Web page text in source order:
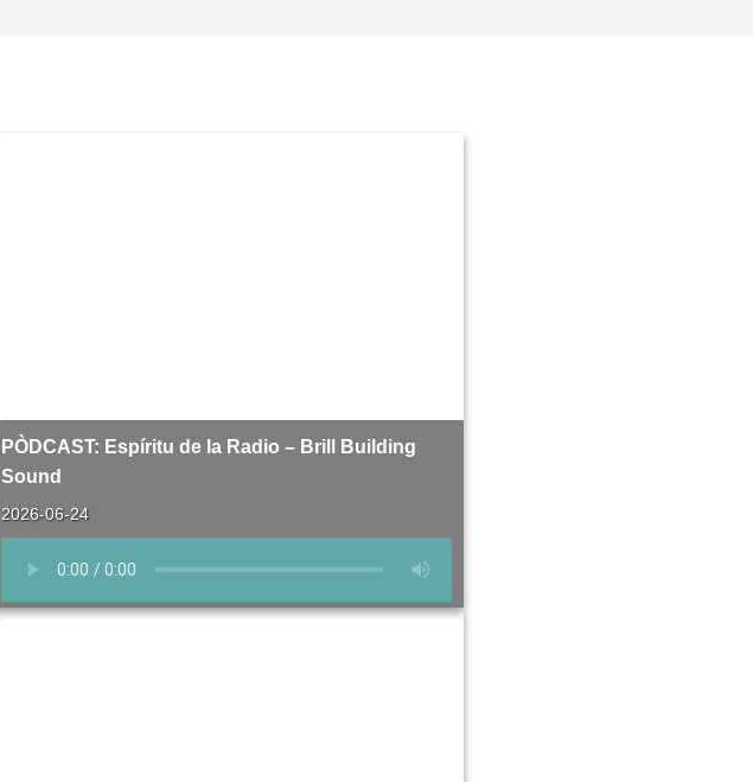
PÒDCAST: Espíritu de la Radio – Brill Building
Sound
2026-06-24